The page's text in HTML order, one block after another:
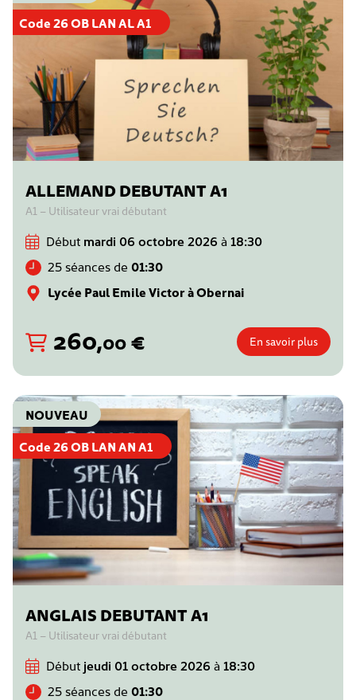
Code 26 OB LAN AL A1
ALLEMAND DEBUTANT A1
A1 – Utilisateur vrai débutant
Début mardi 06 octobre 2026 à 18:30
25 séances de 01:30
Lycée Paul Emile Victor à Obernai
260,00€ En savoir plus
Code 26 OB LAN AN A1
NOUVEAU
ANGLAIS DEBUTANT A1
A1 – Utilisateur vrai débutant
Début jeudi 01 octobre 2026 à 18:30
25 séances de 01:30